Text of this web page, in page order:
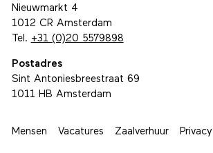
Nieuwmarkt 4
1012 CR Amsterdam
Tel. +31 (0)20 5579898
Postadres
Sint Antoniesbreestraat 69
1011 HB Amsterdam
Mensen Vacatures Zaalverhuur Privacy